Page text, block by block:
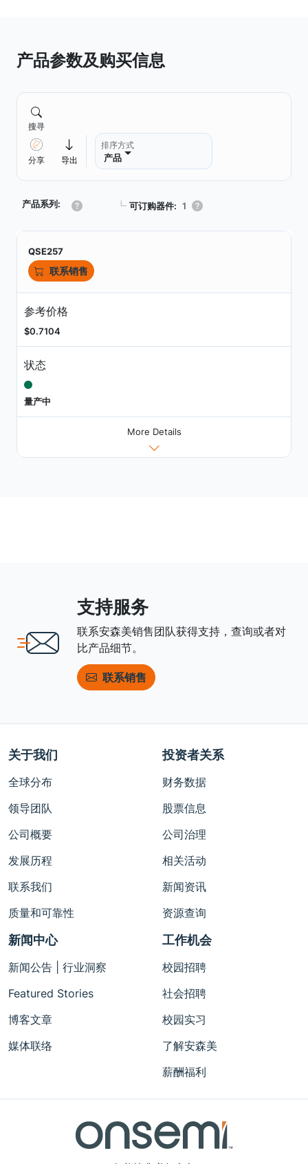
产品参数及购买信息
搜寻
分享 导出
排序方式
产品
产品系列: ┗ 可订购器件: 1
QSE257
联系销售
参考价格
$0.7104
状态
量产中
More Details
支持服务
联系安森美销售团队获得支持，查询或者对
比产品细节。
联系销售
关于我们
全球分布
领导团队
公司概要
发展历程
联系我们
质量和可靠性
投资者关系
财务数据
股票信息
公司治理
相关活动
新闻资讯
资源查询
新闻中心
新闻公告 | 行业洞察
Featured Stories
博客文章
媒体联络
工作机会
校园招聘
社会招聘
校园实习
了解安森美
薪酬福利